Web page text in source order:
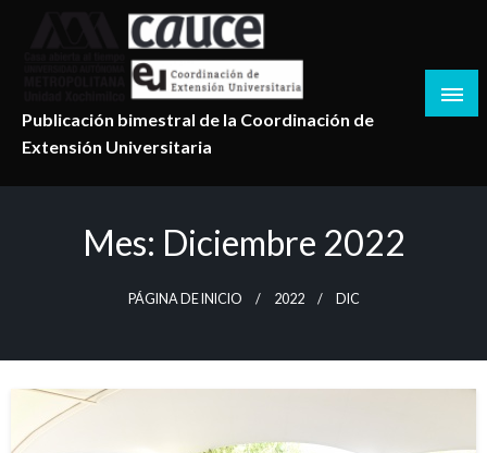
Publicación bimestral de la Coordinación de
Extensión Universitaria
Mes: Diciembre 2022
PÁGINA DE INICIO 2022 DIC